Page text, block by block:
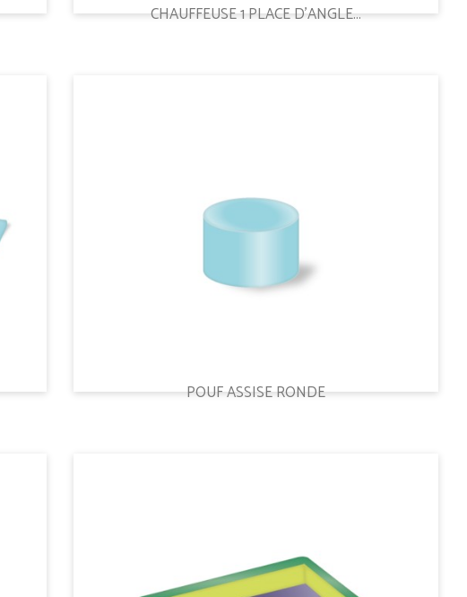
CHAUFFEUSE 1 PLACE D'ANGLE...
POUF ASSISE RONDE